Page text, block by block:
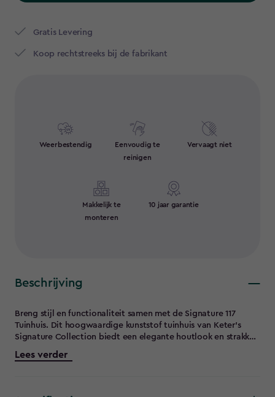
Gratis Levering​
Koop rechtstreeks bij de fabrikant
Weerbestendig
Eenvoudig te
reinigen
Vervaagt niet
Makkelijk te
monteren
10 jaar garantie
Beschrijving
Breng stijl en functionaliteit samen met de Signature 117
Tuinhuis. Dit hoogwaardige kunststof tuinhuis van Keter’s
Signature Collection biedt een elegante houtlook en strakke
lijnen die luxe design en premium opslag combineren. Met
maar liefst 13,7 kubieke meter opslagruimte kun je gemakkelijk
De dubbele vergrendelbare deuren zorgen ervoor dat jouw
Lees verder